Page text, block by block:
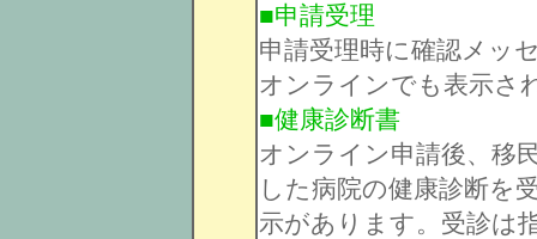
■申請受理
申請受理時に確認メッ
オンラインでも表示さ
■健康診断書
オンライン申請後、移
した病院の健康診断を
示があります。受診は